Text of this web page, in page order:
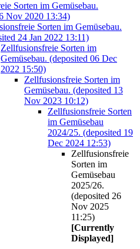
Sorten im Gemüsebau.
Nov 2020 13:34)
Sorten im Gemüsebau.
24 Jan 2022 13:11)
Zellfusionsfreie Sorten im
Gemüsebau. (deposited 06 Dec
2022 15:50)
Zellfusionsfreie Sorten im
Gemüsebau. (deposited 13
Nov 2023 10:12)
Zellfusionsfreie Sorten
im Gemüsebau
2024/25. (deposited 19
Dec 2024 12:53)
Zellfusionsfreie
Sorten im
Gemüsebau
2025/26.
(deposited 26
Nov 2025
11:25)
[Currently
Displayed]